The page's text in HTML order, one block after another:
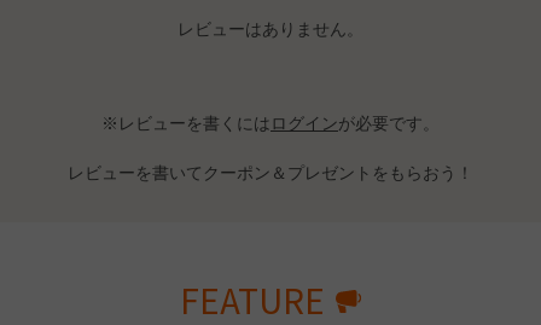
レビューはありません。
※レビューを書くには ログインが必要です。
レビューを書いてクーポン＆プレゼントをもらおう！
FEATURE